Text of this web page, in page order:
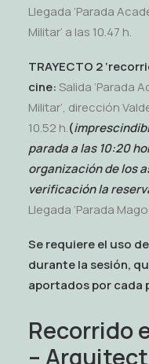
Llegada ‘Parada
Militar’ a las 10.47 h.
TRAYECTO 2
cine:Salida ‘Parada
Militar’, dirección
10.52 h.(
parada a las 10:20
organización de los
verificación la
Llegada ‘Parada Mago
Se requiere el uso
durante la sesión,
aportados por cada
Recorrido
–